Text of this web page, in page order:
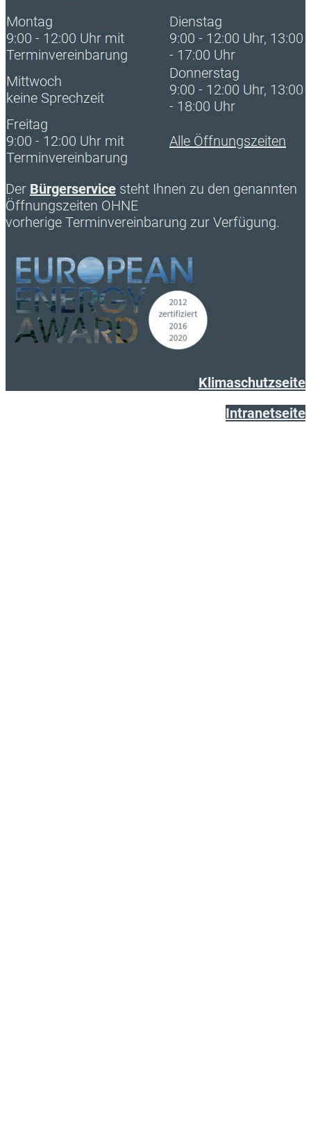
Montag
9:00 - 12:00 Uhr mit
Terminvereinbarung
Dienstag
9:00 - 12:00 Uhr, 13:00
- 17:00 Uhr
Mittwoch
keine Sprechzeit
Donnerstag
9:00 - 12:00 Uhr, 13:00
- 18:00 Uhr
Freitag
9:00 - 12:00 Uhr mit
Terminvereinbarung
Alle Öffnungszeiten
Der Bürgerservice steht Ihnen zu den genannten
Öffnungszeiten OHNE
vorherige Terminvereinbarung zur Verfügung.
Klimaschutzseite
Intranetseite